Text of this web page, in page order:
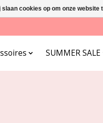
SUMMER SALE
slaan cookies op om onze